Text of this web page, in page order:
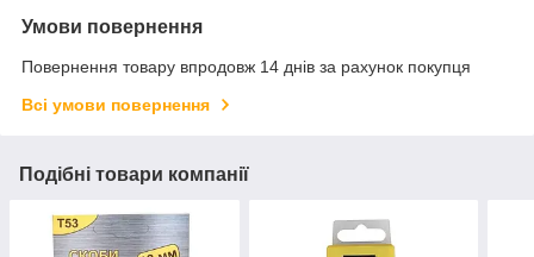
Умови повернення
Повернення товару впродовж 14 днів за рахунок покупця
Всі умови повернення
Подібні товари компанії